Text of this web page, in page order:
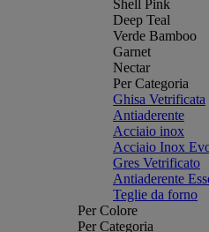
Shell Pink
Deep Teal
Verde Bamboo
Garnet
Nectar
Per Categoria
Ghisa Vetrificata
Antiaderente
Acciaio inox
Acciaio Inox
Gres Vetrificato
Antiaderente
Teglie da forno
Per Colore
Per Categoria